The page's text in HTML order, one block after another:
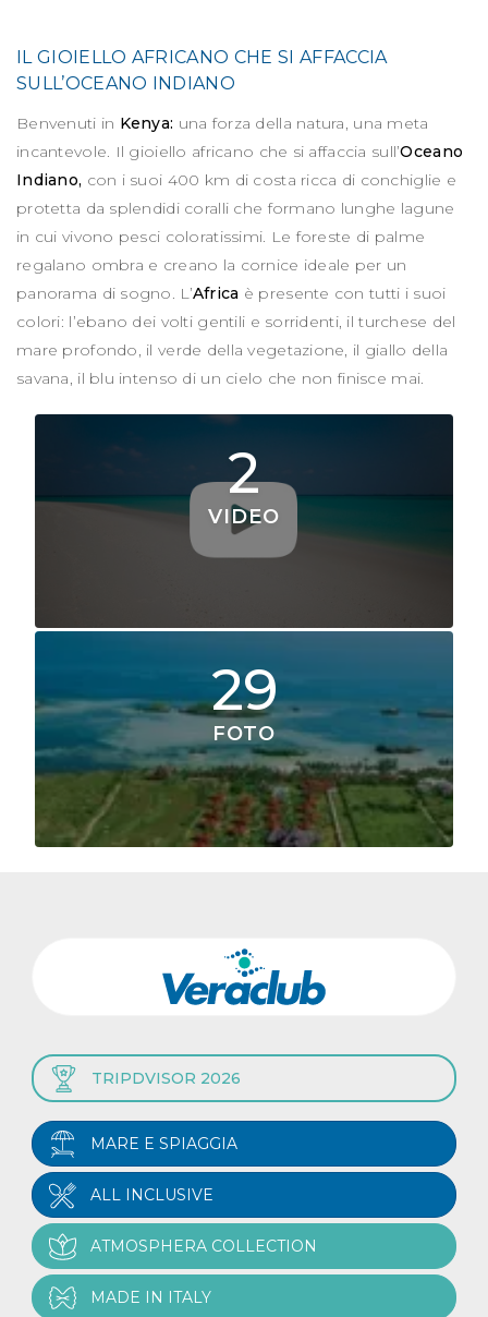
IL GIOIELLO AFRICANO CHE SI AFFACCIA
SULL’OCEANO INDIANO
Benvenuti in Kenya: una forza della natura, una meta
incantevole. Il gioiello africano che si affaccia sull’Oceano
Indiano, con i suoi 400 km di costa ricca di conchiglie e
protetta da splendidi coralli che formano lunghe lagune
in cui vivono pesci coloratissimi. Le foreste di palme
regalano ombra e creano la cornice ideale per un
panorama di sogno. L’Africa è presente con tutti i suoi
colori: l’ebano dei volti gentili e sorridenti, il turchese del
mare profondo, il verde della vegetazione, il giallo della
savana, il blu intenso di un cielo che non finisce mai.
2
VIDEO
29
FOTO
TRIPDVISOR 2026
MARE E SPIAGGIA
ALL INCLUSIVE
ATMOSPHERA COLLECTION
MADE IN ITALY